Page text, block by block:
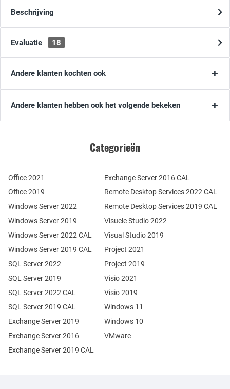
Beschrijving
Evaluatie 18
Andere klanten kochten ook
Andere klanten hebben ook het volgende bekeken
Categorieën
Office 2021
Office 2019
Windows Server 2022
Windows Server 2019
Exchange Server 2019
Exchange Server 2016
SQL Server 2022
SQL Server 2019
Windows Server 2022 CAL
Windows Server 2019 CAL
SQL Server 2022 CAL
SQL Server 2019 CAL
Remote Desktop Services 2022 CAL
Remote Desktop Services 2019 CAL
Exchange Server 2019 CAL
Exchange Server 2016 CAL
Visuele Studio 2022
Visual Studio 2019
Project 2021
Project 2019
Visio 2021
Visio 2019
Windows 11
Windows 10
VMware